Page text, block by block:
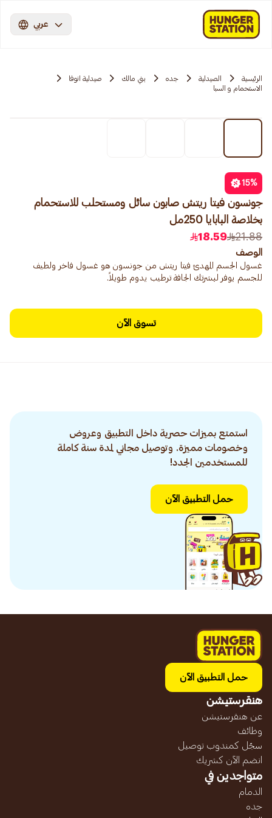
عربي
الرئيسية الصيدلية جده بني مالك
صيدلية انوفا
الاستحمام و السبا
15%
جونسون فيتا ريتش صابون سائل ومستحلب للاستحمام
بخلاصة البابايا 250مل
21.88
18.59
الوصف
غسول الجسم المهدئ فيتا ريتش من جونسون هو غسول فاخر ولطيف
للجسم يوفر لبشرتك الجافة ترطيب يدوم طويلاً.
تسوق الآن
استمتع بميزات حصرية داخل التطبيق وعروض
وخصومات مميزة. وتوصيل مجاني لمدة سنة كاملة
للمستخدمين الجدد!
حمل التطبيق الآن
حمل التطبيق الآن
هنقرستيشن
عن هنقرستيشن
وظائف
سجّل كمندوب توصيل
انضم الآن كشريك
متواجدين في
الدمام
جده